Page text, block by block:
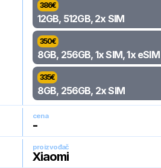
386€
12GB, 512GB, 2x SIM
350€
8GB, 256GB, 1x SIM, 1x eSIM
335€
8GB, 256GB, 2x SIM
cena
-
proizvođač
Xiaomi